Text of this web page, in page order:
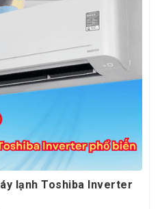
lạnh Toshiba Inverter